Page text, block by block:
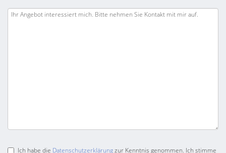
Ich habe die Datenschutzerklärungzur Kenntnis genommen. Ich stimme